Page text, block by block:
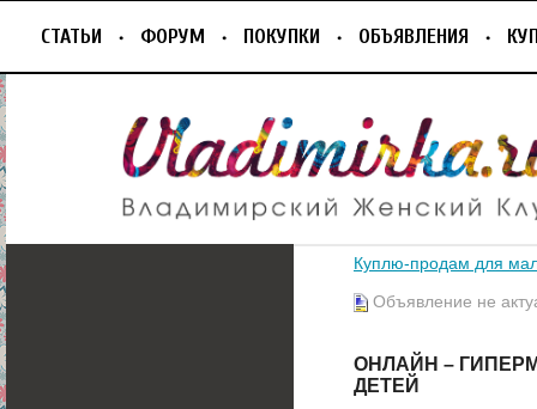
СТАТЬИ ФОРУМ ПОКУПКИ ОБЪЯВЛЕНИЯ
Куплю-продам для
Объявление не
ОНЛАЙН –
ДЕТЕЙ